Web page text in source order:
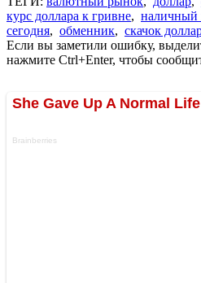
курс доллара к гривне, наличный
сегодня, обменник, скачок
Если вы заметили ошибку,
нажмите Ctrl+Enter, чтобы